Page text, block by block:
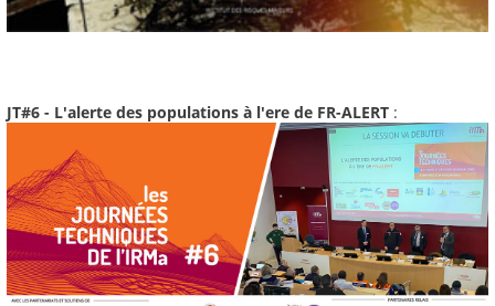
JT#6 - L'alerte des populations à l'ere de FR-ALERT :